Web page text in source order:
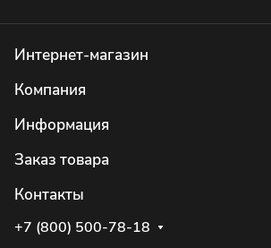
Интернет-магазин
Компания
Информация
Заказ товара
Контакты
+7 (800) 500-78-18